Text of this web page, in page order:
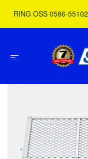
RING OSS 0586-55102